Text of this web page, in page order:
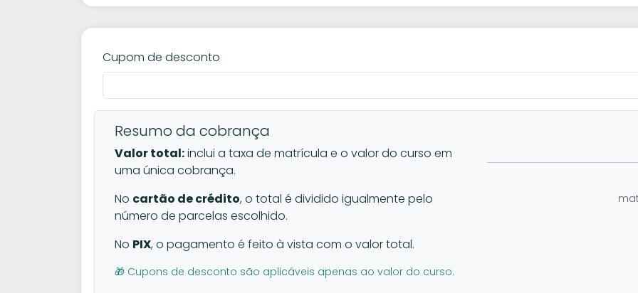
Cupom de desconto
Resumo da cobrança
Valor total:inclui a taxa de matrícula e o valor do curso em
uma única cobrança.
No cartão de crédito, o total é dividido igualmente pelo
número de parcelas escolhido.
No PIX, o pagamento é feito à vista com o valor total.
🎁 Cupons de desconto são aplicáveis apenas ao valor do curso.